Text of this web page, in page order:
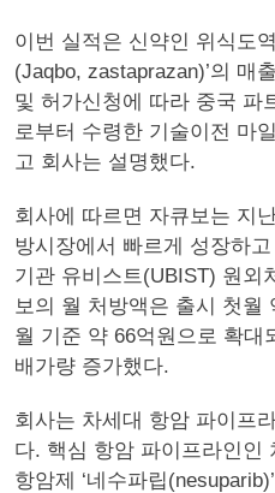
이번 실적은 신약인 위식도
(Jaqbo, zastaprazan)’의 매
및 허가신청에 따라 중국 파
로부터 수령한 기술이전 마
고 회사는 설명했다.
회사에 따르면 자큐보는 지
방시장에서 빠르게 성장하
기관 유비스트(UBIST) 원외
보의 월 처방액은 출시 첫월
월 기준 약 66억원으로 확대
배가량 증가했다.
회사는 차세대 항암 파이프
다. 핵심 항암 파이프라인인
항암제 ‘네수파립